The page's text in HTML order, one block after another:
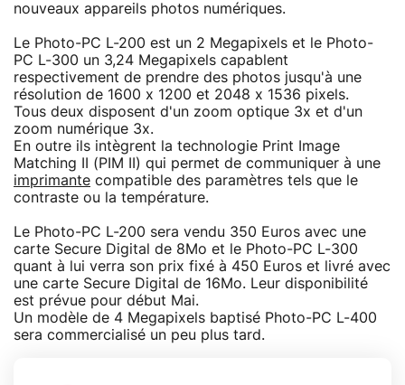
nouveaux appareils photos numériques.
Le Photo-PC L-200 est un 2 Megapixels et le Photo-
PC L-300 un 3,24 Megapixels capablent
respectivement de prendre des photos jusqu'à une
résolution de 1600 x 1200 et 2048 x 1536 pixels.
Tous deux disposent d'un zoom optique 3x et d'un
zoom numérique 3x.
En outre ils intègrent la technologie Print Image
Matching II (PIM II) qui permet de communiquer à une
imprimante compatible des paramètres tels que le
contraste ou la température.
Le Photo-PC L-200 sera vendu 350 Euros avec une
carte Secure Digital de 8Mo et le Photo-PC L-300
quant à lui verra son prix fixé à 450 Euros et livré avec
une carte Secure Digital de 16Mo. Leur disponibilité
est prévue pour début Mai.
Un modèle de 4 Megapixels baptisé Photo-PC L-400
sera commercialisé un peu plus tard.